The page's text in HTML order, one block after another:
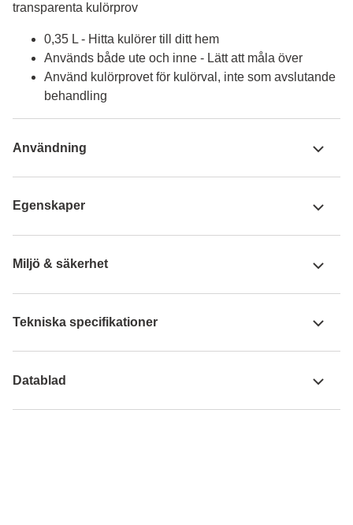
transparenta kulörprov
0,35 L - Hitta kulörer till ditt hem
Används både ute och inne - Lätt att måla över
Använd kulörprovet för kulörval, inte som avslutande
behandling
Användning
Egenskaper
Miljö & säkerhet
Tekniska specifikationer
Datablad